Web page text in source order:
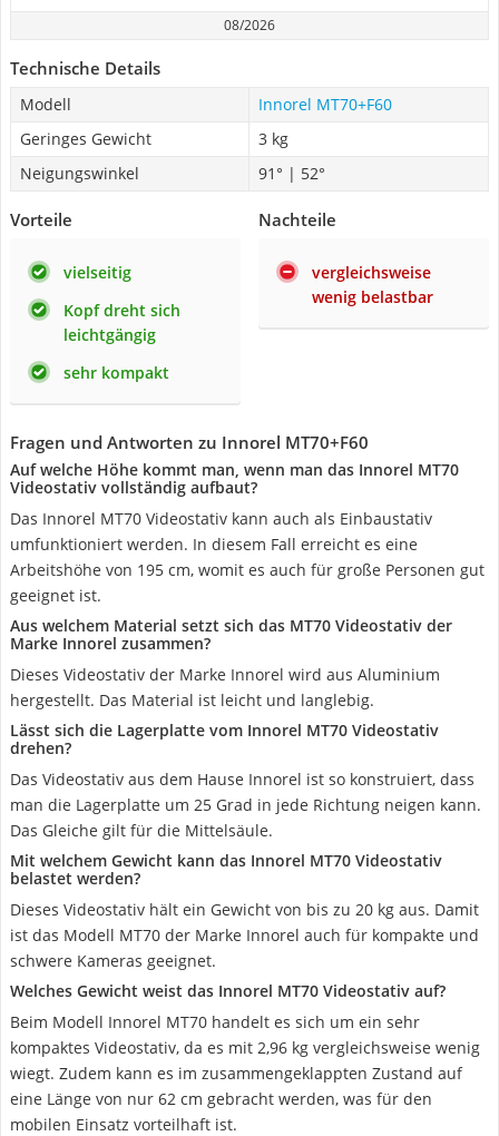
08/2026
Technische Details
Modell
Innorel MT70+F60
Geringes Gewicht
3 kg
Neigungswinkel
91° | 52°
Vorteile
vielseitig
Kopf dreht sich
leichtgängig
sehr kompakt
Nachteile
vergleichsweise
wenig belastbar
Fragen und Antworten zu Innorel MT70+F60
Auf welche Höhe kommt man, wenn man das Innorel MT70
Videostativ vollständig aufbaut?
Das Innorel MT70 Videostativ kann auch als Einbaustativ
umfunktioniert werden. In diesem Fall erreicht es eine
Arbeitshöhe von 195 cm, womit es auch für große Personen gut
geeignet ist.
Aus welchem Material setzt sich das MT70 Videostativ der
Marke Innorel zusammen?
Dieses Videostativ der Marke Innorel wird aus Aluminium
hergestellt. Das Material ist leicht und langlebig.
Lässt sich die Lagerplatte vom Innorel MT70 Videostativ
drehen?
Das Videostativ aus dem Hause Innorel ist so konstruiert, dass
man die Lagerplatte um 25 Grad in jede Richtung neigen kann.
Das Gleiche gilt für die Mittelsäule.
Mit welchem Gewicht kann das Innorel MT70 Videostativ
belastet werden?
Dieses Videostativ hält ein Gewicht von bis zu 20 kg aus. Damit
ist das Modell MT70 der Marke Innorel auch für kompakte und
schwere Kameras geeignet.
Welches Gewicht weist das Innorel MT70 Videostativ auf?
Beim Modell Innorel MT70 handelt es sich um ein sehr
kompaktes Videostativ, da es mit 2,96 kg vergleichsweise wenig
wiegt. Zudem kann es im zusammengeklappten Zustand auf
eine Länge von nur 62 cm gebracht werden, was für den
mobilen Einsatz vorteilhaft ist.